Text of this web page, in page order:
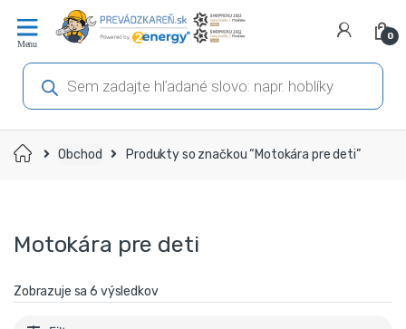
navigáciu
obsah
0
Products
search
Domov Obchod Produkty so značkou “Motokára pre deti”
Motokára pre deti
Zobrazuje sa 6 výsledkov